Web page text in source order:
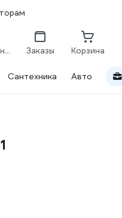
Сравнение Заказы Корзина
Сантехника Авто